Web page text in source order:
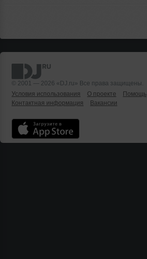
© 2001 — 2026 «DJ.ru» Все права защищены.
Условия использования
О проекте Помощь
Контактная информация
Вакансии